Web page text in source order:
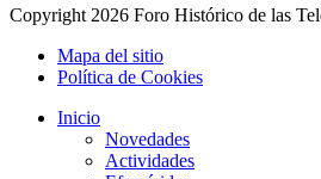
Copyright 2026 Foro Histórico de las
Mapa del sitio
Política de Cookies
Inicio
Novedades
Actividades